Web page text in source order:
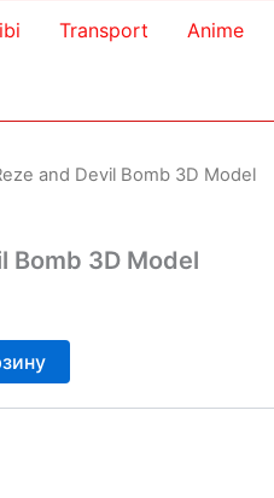
Transport Anime
and Devil Bomb 3D Model
Bomb 3D Model